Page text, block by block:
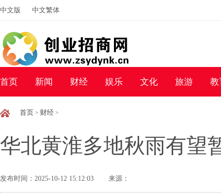
中文版 中文繁体
首页 新闻 财经 娱乐 文化 旅游 教
首页 > 财经 >
华北黄淮多地秋雨有望
发布时间：2025-10-12 15:12:03 来源：